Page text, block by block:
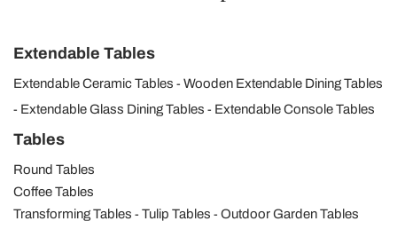
Extendable Tables
Extendable Ceramic Tables
Wooden Extendable Dining Tables
Extendable Glass Dining Tables
Extendable Console Tables
Tables
Round Tables
Coffee Tables
Transforming Tables
Tulip Tables Outdoor Garden Tables